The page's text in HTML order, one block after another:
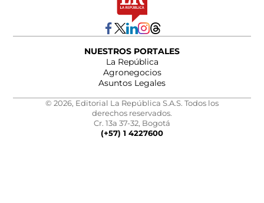
NUESTROS PORTALES
La República
Agronegocios
Asuntos Legales
© 2026, Editorial La República S.A.S. Todos los
derechos reservados.
Cr. 13a 37-32, Bogotá
(+57) 1 4227600